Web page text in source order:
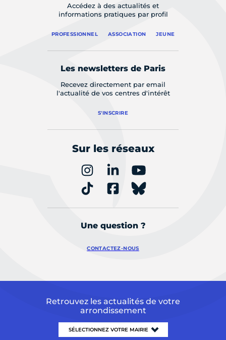
Accédez à des actualités et
informations pratiques par profil
PROFESSIONNEL ASSOCIATION JEUNE
Les newsletters de Paris
Recevez directement par email
l'actualité de vos centres d'intérêt
S'INSCRIRE
Sur les réseaux
Une question ?
CONTACTEZ-NOUS
Retrouvez les actualités de votre
arrondissement